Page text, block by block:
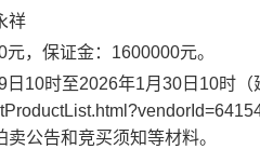
祥
，保证金：1600000元。
日10时至2026年1月30日10时
公告和竞买须知等材料。